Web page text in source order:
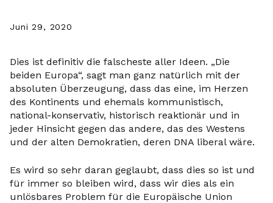
Juni 29, 2020
Dies ist definitiv die falscheste aller Ideen. „Die
beiden Europa“, sagt man ganz natürlich mit der
absoluten Überzeugung, dass das eine, im Herzen
des Kontinents und ehemals kommunistisch,
national-konservativ, historisch reaktionär und in
jeder Hinsicht gegen das andere, das des Westens
und der alten Demokratien, deren DNA liberal wäre.
Es wird so sehr daran geglaubt, dass dies so ist und
für immer so bleiben wird, dass wir dies als ein
unlösbares Problem für die Europäische Union